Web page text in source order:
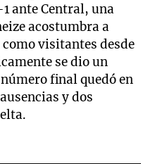
ante Central, una
acostumbra a
visitantes desde
se dio un
final quedó en
y dos